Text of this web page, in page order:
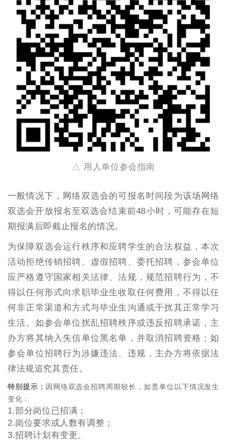
△ 用人单位参会指南
一般情况下，网络双选会的可报名时间段为该场网络
双选会开放报名至双选会结束前48小时，可能存在短
期报满后即截止报名的情况。
为保障双选会运行秩序和应聘学生的合法权益，本次
活动拒绝传销招聘、虚假招聘、委托招聘，参会单位
应严格遵守国家相关法律、法规，规范招聘行为，不
得以任何形式向求职毕业生收取任何费用，不得以任
何非正常渠道和方式与毕业生沟通或干扰其正常学习
生活。如参会单位扰乱招聘秩序或违反招聘承诺，主
办方将其纳入失信单位黑名单，并取消招聘资格；如
参会单位招聘行为涉嫌违法、违规，主办方将依据法
律法规追究其责任。
特别提示： 因网络双选会招聘周期较长，如贵单位以下情况发生
变化：
1.部分岗位已招满；
2.岗位要求或人数有调整；
3.招聘计划有变更。